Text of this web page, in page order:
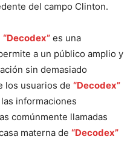
del campo Clinton.
“Decodex” es una
a un público amplio y
sin demasiado
los usuarios de “Decodex”
informaciones
comúnmente llamadas
materna de “Decodex”